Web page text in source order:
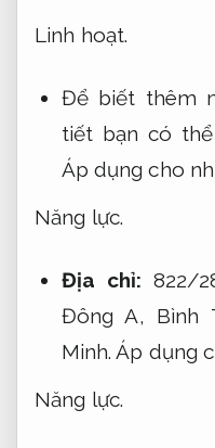
Linh hoạt.
Để biết thêm
tiết bạn có
Áp dụng cho
Năng lực.
Địa chỉ: 822/
Đông A, Bình
Minh.Áp dụng
Năng lực.